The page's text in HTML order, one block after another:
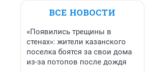
ВСЕ НОВОСТИ
«Появились трещины в
стенах»: жители казанского
поселка боятся за свои дома
из-за потопов после дождя